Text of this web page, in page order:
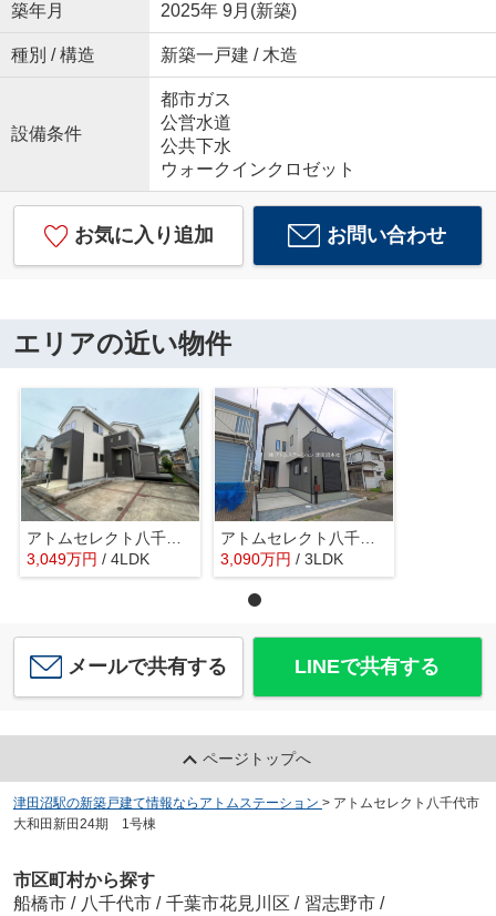
築年月 2025年 9月(新築)
種別 / 構造 新築一戸建 / 木造
設備条件
都市ガス
公営水道
公共下水
ウォークインクロゼット
お気に入り追加 お問い合わせ
エリアの近い物件
アトムセレクト八千代市勝田台6丁目 中古戸建て
3,049万円 / 4LDK
アトムセレクト八千代市大和田新田２６期１棟 １号棟
3,090万円 / 3LDK
メールで共有する LINEで共有する
ページトップへ
津田沼駅の新築戸建て情報ならアトムステーション > アトムセレクト八千代市
大和田新田24期 1号棟
市区町村から探す
船橋市 / 八千代市 / 千葉市花見川区 / 習志野市 /